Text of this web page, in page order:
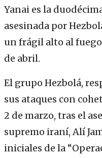
Yanai es la
asesinada por
un frágil alto al
de abril.
El grupo Hezbolá,
sus ataques con
2 de marzo, tras el
supremo iraní, Alí
iniciales de la